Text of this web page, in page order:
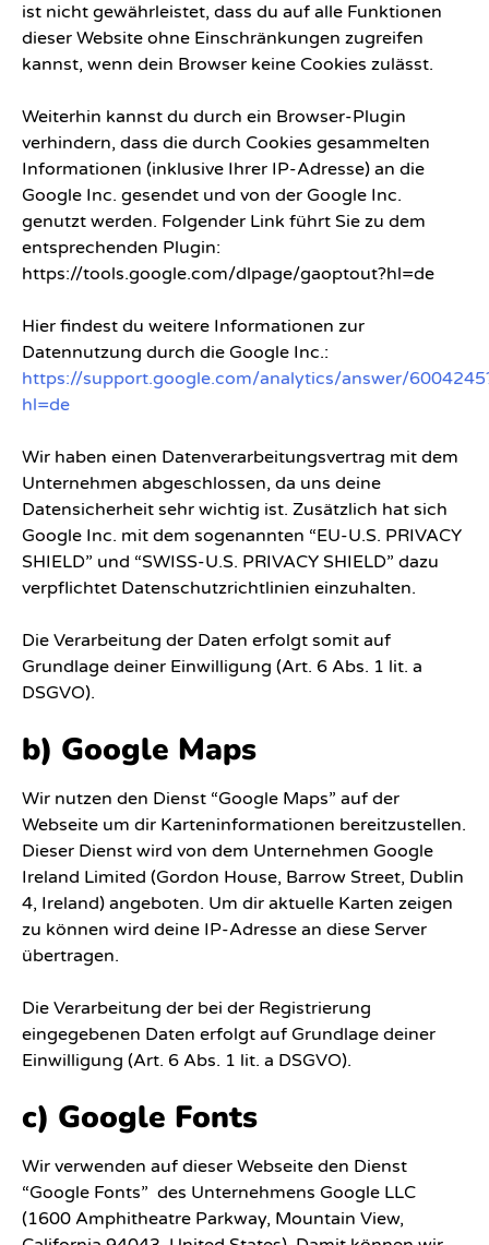
ist nicht gewährleistet, dass du auf alle Funktionen
dieser Website ohne Einschränkungen zugreifen
kannst, wenn dein Browser keine Cookies zulässt.
Weiterhin kannst du durch ein Browser-Plugin
verhindern, dass die durch Cookies gesammelten
Informationen (inklusive Ihrer IP-Adresse) an die
Google Inc. gesendet und von der Google Inc.
genutzt werden. Folgender Link führt Sie zu dem
entsprechenden Plugin:
https://tools.google.com/dlpage/gaoptout?hl=de
Hier findest du weitere Informationen zur
Datennutzung durch die Google Inc.:
https://support.google.com/analytics/answer/
hl=de
Wir haben einen Datenverarbeitungsvertrag mit dem
Unternehmen abgeschlossen, da uns deine
Datensicherheit sehr wichtig ist. Zusätzlich hat sich
Google Inc. mit dem sogenannten “EU-U.S. PRIVACY
SHIELD” und “SWISS-U.S. PRIVACY SHIELD” dazu
verpflichtet Datenschutzrichtlinien einzuhalten.
Die Verarbeitung der Daten erfolgt somit auf
Grundlage deiner Einwilligung (Art. 6 Abs. 1 lit. a
DSGVO).
b) Google Maps
Wir nutzen den Dienst “Google Maps” auf der
Webseite um dir Karteninformationen bereitzustellen.
Dieser Dienst wird von dem Unternehmen Google
Ireland Limited (Gordon House, Barrow Street, Dublin
4, Ireland) angeboten. Um dir aktuelle Karten zeigen
zu können wird deine IP-Adresse an diese Server
übertragen.
Die Verarbeitung der bei der Registrierung
eingegebenen Daten erfolgt auf Grundlage deiner
Einwilligung (Art. 6 Abs. 1 lit. a DSGVO).
c) Google Fonts
Wir verwenden auf dieser Webseite den Dienst
“Google Fonts” des Unternehmens Google LLC
(1600 Amphitheatre Parkway, Mountain View,